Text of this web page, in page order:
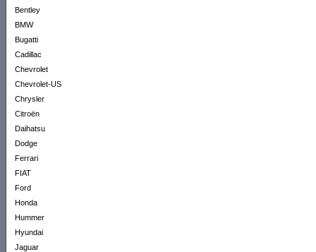
Bentley
BMW
Bugatti
Cadillac
Chevrolet
Chevrolet-US
Chrysler
Citroën
Daihatsu
Dodge
Ferrari
FIAT
Ford
Honda
Hummer
Hyundai
Jaguar